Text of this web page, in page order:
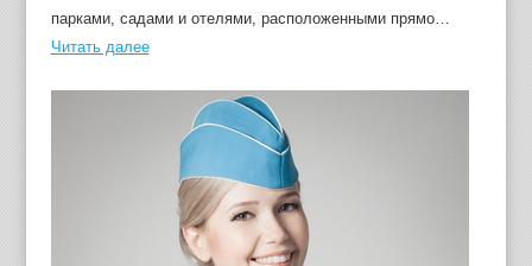
парками, садами и отелями, расположенными прямо…
Читать далее